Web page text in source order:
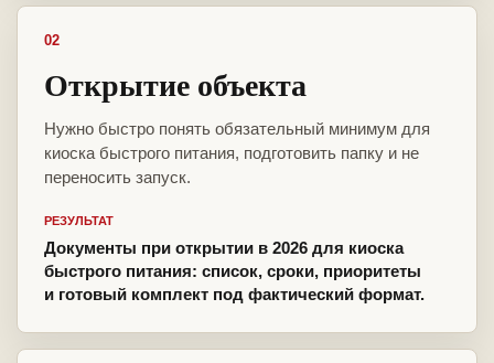
02
Открытие объекта
Нужно быстро понять обязательный минимум для
киоска быстрого питания, подготовить папку и не
переносить запуск.
РЕЗУЛЬТАТ
Документы при открытии в 2026 для киоска
быстрого питания: список, сроки, приоритеты
и готовый комплект под фактический формат.